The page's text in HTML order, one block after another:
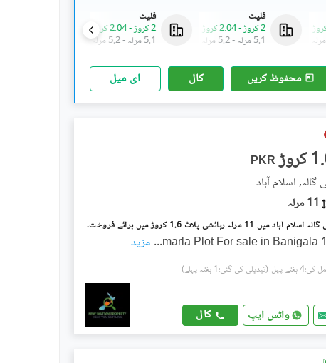
فلیٹ
2 کروڑ
-2.04 کروڑ
5.1 مرلہ
-5.2 مرلہ
فلیٹ
2 کروڑ
-2.04 کروڑ
5.1 مرلہ
-5.2 مرلہ
محفوظ کریں کال ای میل
PKR
گالہ, اسلام آباد
11 مرلہ
آباد میں 11 مرلہ رہائشی پلاٹ 1.6 کروڑ میں برائے فروخت۔
11
... مزید
ہفتے پہل (تبدیلی کی گئی:1 ہفتہ پہلے)
واٹس ایپ کال